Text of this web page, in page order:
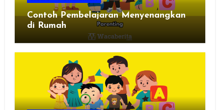
Contoh Pembelajaran Menyenangkan
di Rumah